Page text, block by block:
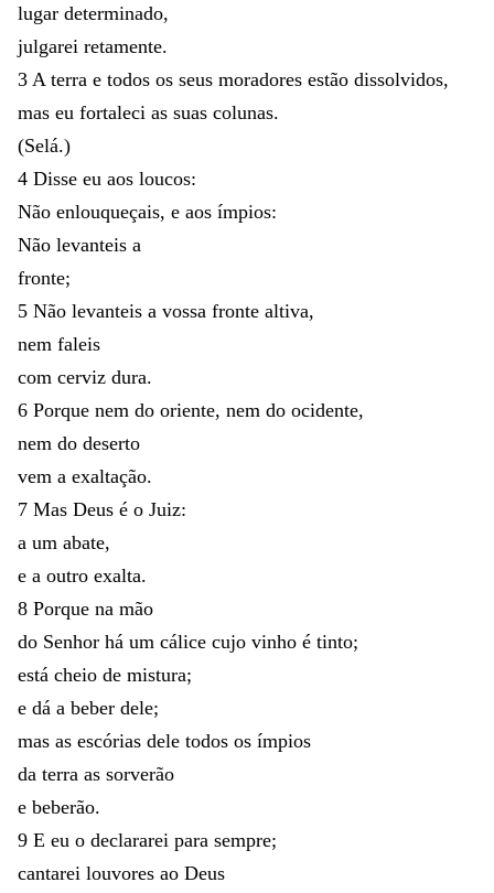
lugar determinado,
julgarei retamente.
3 A terra e todos os seus moradores estão dissolvidos,
mas eu fortaleci as suas colunas.
(Selá.)
4 Disse eu aos loucos:
Não enlouqueçais, e aos ímpios:
Não levanteis a
fronte;
5 Não levanteis a vossa fronte altiva,
nem faleis
com cerviz dura.
6 Porque nem do oriente, nem do ocidente,
nem do deserto
vem a exaltação.
7 Mas Deus é o Juiz:
a um abate,
e a outro exalta.
8 Porque na mão
do Senhor há um cálice cujo vinho é tinto;
está cheio de mistura;
e dá a beber dele;
mas as escórias dele todos os ímpios
da terra as sorverão
e beberão.
9 E eu o declararei para sempre;
cantarei louvores ao Deus